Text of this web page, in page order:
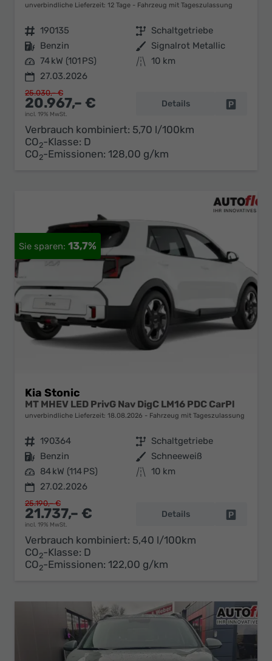
unverbindliche Lieferzeit: 12 Tage Fahrzeug mit Tageszulassung
Fahrzeugnr. 190135 Getriebe Schaltgetriebe
Kraftstoff Benzin Außenfarbe Signalrot Metallic
Leistung 74 kW (101 PS) Kilometerstand 10 km
27.03.2026
20.967,– €
incl. 19% MwSt.
25.030,– €
Details
Verbrauch kombiniert: 5,70 l/100km
CO2-Klasse: D
CO2-Emissionen: 128,00 g/km
13,7%
Kia Stonic
MT MHEV LED PrivG Nav DigC LM16 PDC CarPl
unverbindliche Lieferzeit: 18.08.2026 Fahrzeug mit Tageszulassung
Fahrzeugnr. 190364 Getriebe Schaltgetriebe
Kraftstoff Benzin Außenfarbe Schneeweiß
Leistung 84 kW (114 PS) Kilometerstand 10 km
27.02.2026
21.737,– €
incl. 19% MwSt.
25.190,– €
Details
Verbrauch kombiniert: 5,40 l/100km
CO2-Klasse: D
CO2-Emissionen: 122,00 g/km